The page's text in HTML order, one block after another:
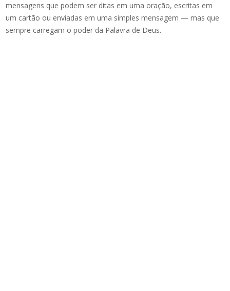
mensagens que podem ser ditas em uma oração, escritas em
um cartão ou enviadas em uma simples mensagem — mas que
sempre carregam o poder da Palavra de Deus.